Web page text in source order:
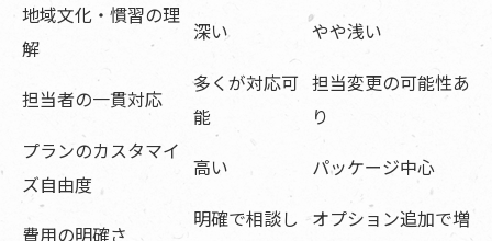
地域文化・慣習の理
解
深い やや浅い
担当者の一貫対応
多くが対応可
能
担当変更の可能性あ
り
プランのカスタマイ
ズ自由度
高い パッケージ中心
費用の明確さ
明確で相談し
オプション追加で増